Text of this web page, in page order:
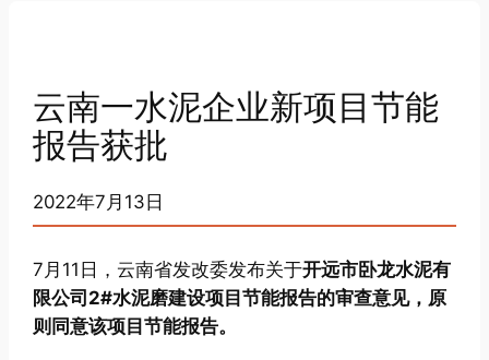
云南一水泥企业新项目节能
报告获批
2022年7月13日
7月11日，云南省发改委发布关于开远市卧龙水泥有
限公司2#水泥磨建设项目节能报告的审查意见，原
则同意该项目节能报告。